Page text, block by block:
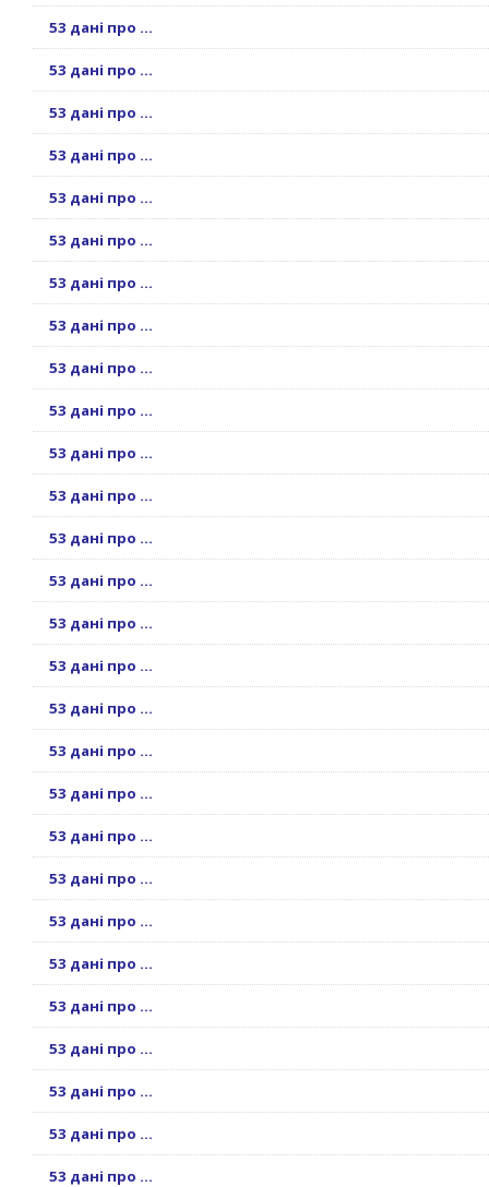
53 дані про ...
53 дані про ...
53 дані про ...
53 дані про ...
53 дані про ...
53 дані про ...
53 дані про ...
53 дані про ...
53 дані про ...
53 дані про ...
53 дані про ...
53 дані про ...
53 дані про ...
53 дані про ...
53 дані про ...
53 дані про ...
53 дані про ...
53 дані про ...
53 дані про ...
53 дані про ...
53 дані про ...
53 дані про ...
53 дані про ...
53 дані про ...
53 дані про ...
53 дані про ...
53 дані про ...
53 дані про ...